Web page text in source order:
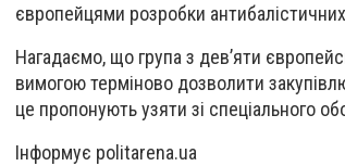
європейцями розробки
Нагадаємо, що група з дев’яти
вимогою терміново дозволити
це пропонують узяти зі спеціального
Інформує politarena.ua